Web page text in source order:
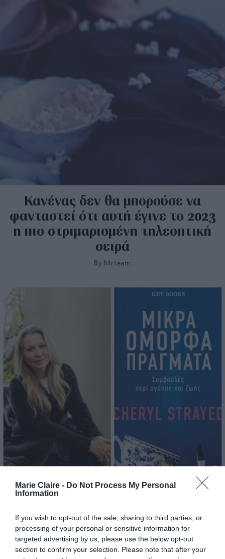
Marie Claire - Do Not Process My Personal
Information
If you wish to opt-out of the sale, sharing to third parties, or
processing of your personal or sensitive information for
targeted advertising by us, please use the below opt-out
section to confirm your selection. Please note that after your
Κανένας δεν θα μπορούσε να
φανταστεί ότι αυτή έγινε το 2023
η πιο στριμαρισμένη τηλεοπτική
σειρά
By Mcteam
Cheryl Strayed, η συγγραφέας της
«Άγριας», στο Marie Claire: «Η
μητέρα μου έλεγε, “Δεν είμαστε